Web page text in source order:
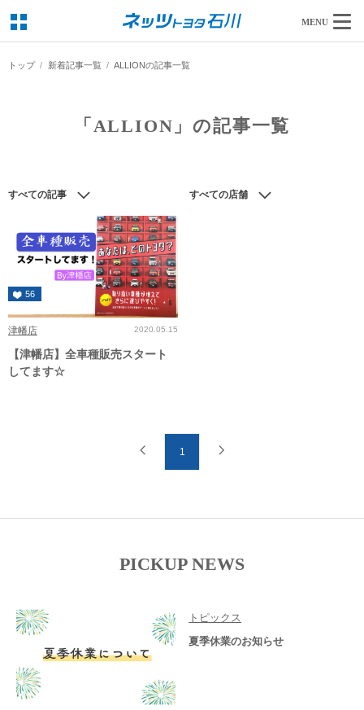
MENU
トップ 新着記事一覧 ALLIONの記事一覧
「ALLION」の記事一覧
すべての記事 すべての店舗
56
津幡店 2020.05.15
【津幡店】全車種販売スタート
してます☆
1
PICKUP NEWS
トピックス
夏季休業のお知らせ